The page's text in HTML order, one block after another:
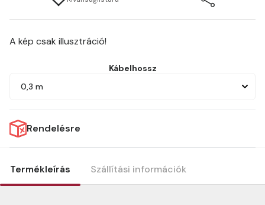
A kép csak illusztráció!
Kábelhossz
0,3 m
Rendelésre
Termékleírás Szállítási információk